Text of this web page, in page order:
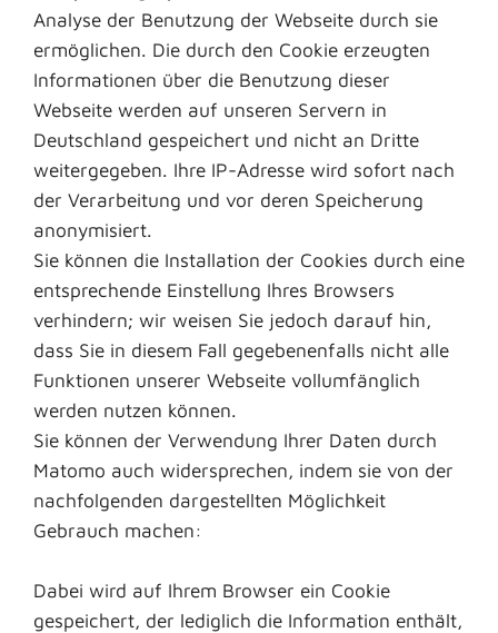
Analyse der Benutzung der Webseite durch sie
ermöglichen. Die durch den Cookie erzeugten
Informationen über die Benutzung dieser
Webseite werden auf unseren Servern in
Deutschland gespeichert und nicht an Dritte
weitergegeben. Ihre IP-Adresse wird sofort nach
der Verarbeitung und vor deren Speicherung
anonymisiert.
Sie können die Installation der Cookies durch eine
entsprechende Einstellung Ihres Browsers
verhindern; wir weisen Sie jedoch darauf hin,
dass Sie in diesem Fall gegebenenfalls nicht alle
Funktionen unserer Webseite vollumfänglich
werden nutzen können.
Sie können der Verwendung Ihrer Daten durch
Matomo auch widersprechen, indem sie von der
nachfolgenden dargestellten Möglichkeit
Gebrauch machen:
Dabei wird auf Ihrem Browser ein Cookie
gespeichert, der lediglich die Information enthält,